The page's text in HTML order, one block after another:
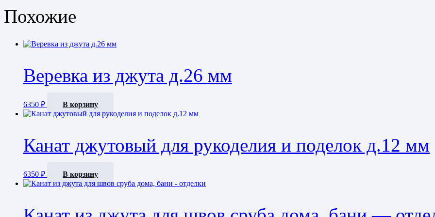
Похожие
Веревка из джута д.26 мм
6350 ₽ В корзину
Канат джутовый для рукоделия и поделок д.12 мм
6350 ₽ В корзину